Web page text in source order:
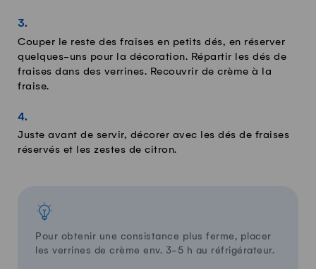
Couper le reste des fraises en petits dés, en réserver
quelques-uns pour la décoration. Répartir les dés de
fraises dans des verrines. Recouvrir de crème à la
fraise.
Juste avant de servir, décorer avec les dés de fraises
réservés et les zestes de citron.
Pour obtenir une consistance plus ferme, placer
les verrines de crème env. 3-5 h au réfrigérateur.